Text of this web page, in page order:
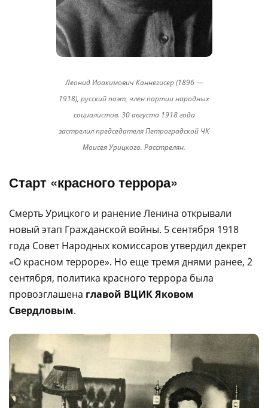
Леонид Иоакимович Каннегисер (1896 —
1918), русский поэт, член партии народных
социалистов. 30 августа 1918 года
застрелил председателя Петроградской ЧК
Моисея Урицкого. Расстрелян.
Старт «красного террора»
Смерть Урицкого и ранение Ленина открывали
новый этап Гражданской войны. 5 сентября 1918
года Совет Народных комиссаров утвердил декрет
«О красном терроре». Но еще тремя днями ранее, 2
сентября, политика красного террора была
провозглашена главой ВЦИК Яковом
Свердловым.